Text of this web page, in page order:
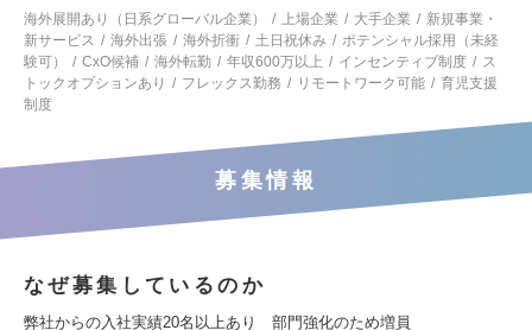
海外展開あり（日系グローバル企業）
上場企業 大手企業
新規事業・
新サービス
海外出張 海外折衝 土日祝休み
ポテンシャル採用（未経
験可）
CxO候補 海外転勤 年収600万以上 インセンティブ制度
ス
トックオプションあり
フレックス勤務 リモートワーク可能
育児支援
制度
募集情報
なぜ募集しているのか
弊社からの入社実績20名以上あり 部門強化のため増員